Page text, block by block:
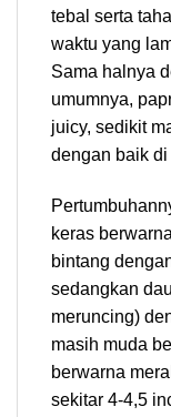
tebal serta
waktu yang
Sama halnya
umumnya,
juicy, sedikit
dengan baik
keras
bintang
sedangkan
meruncing)
masih muda
berwarna
sekitar 4-4,5